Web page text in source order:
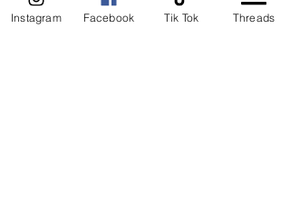
Instagram Facebook Tik Tok Threads